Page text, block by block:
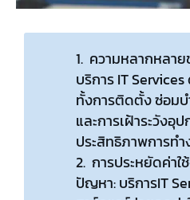
1. ความหลากหลาย
บริการ IT
ทั้งการติดตั้ง ซ่อมบ
และการเฝ้าระวังอุ
ประสิทธิภาพการท
2. การประหยัดค่าใ
ปัญหา: บริการIT